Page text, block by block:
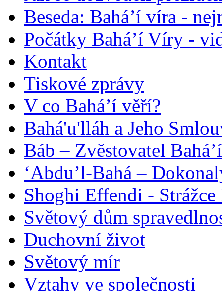
Beseda: Bahá’í víra -
Počátky Bahá’í Víry -
Kontakt
Tiskové zprávy
V co Bahá’í věří?
Bahá'u'lláh a Jeho
Báb – Zvěstovatel
‘Abdu’l-Bahá –
Shoghi Effendi -
Světový dům
Duchovní život
Světový mír
Vztahy ve společnosti